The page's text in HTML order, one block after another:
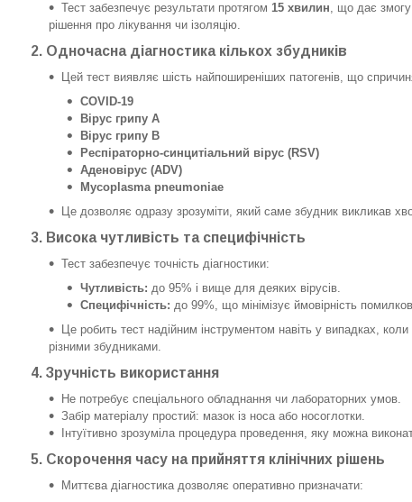
Тест забезпечує результати протягом 15 хвилин, що дає змогу
рішення про лікування чи ізоляцію.
2. Одночасна діагностика кількох збудників
Цей тест виявляє шість найпоширеніших патогенів, що
COVID-19
Вірус грипу А
Вірус грипу В
Респіраторно-синцитіальний вірус (RSV)
Аденовірус (ADV)
Mycoplasma pneumoniae
Це дозволяє одразу зрозуміти, який саме збудник викликав
3. Висока чутливість та специфічність
Тест забезпечує точність діагностики:
Чутливість: до 95% і вище для деяких вірусів.
Специфічність: до 99%, що мінімізує ймовірність
Це робить тест надійним інструментом навіть у випадках,
різними збудниками.
4. Зручність використання
Не потребує спеціального обладнання чи лабораторних умов.
Забір матеріалу простий: мазок із носа або носоглотки.
Інтуїтивно зрозуміла процедура проведення, яку можна
5. Скорочення часу на прийняття клінічних рішень
Миттєва діагностика дозволяє оперативно призначати: